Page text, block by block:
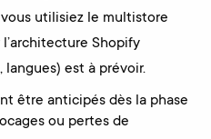
utilisiez le multistore
Shopify
est à prévoir.
être anticipés dès la phase
ou pertes de